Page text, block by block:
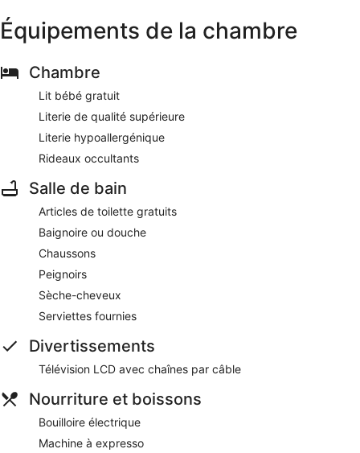
Équipements de la chambre
Chambre
Lit bébé gratuit
Literie de qualité supérieure
Literie hypoallergénique
Rideaux occultants
Salle de bain
Articles de toilette gratuits
Baignoire ou douche
Chaussons
Peignoirs
Sèche-cheveux
Serviettes fournies
Divertissements
Télévision LCD avec chaînes par câble
Nourriture et boissons
Bouilloire électrique
Machine à expresso